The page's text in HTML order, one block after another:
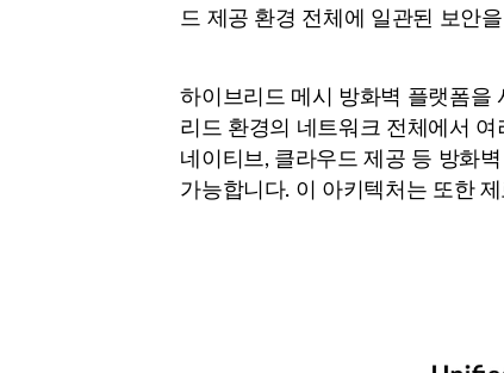
드 제공 환경 전체에 일관된 보안
하이브리드 메시 방화벽 플랫폼을
리드 환경의 네트워크 전체에서
네이티브, 클라우드 제공 등 방화
가능합니다. 이 아키텍처는 또한